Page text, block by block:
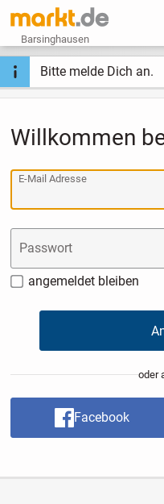
Barsinghausen
Bitte melde Dich an.
Willkommen
E-Mail Adresse
Passwort
angemeldet bleiben
oder
Facebook